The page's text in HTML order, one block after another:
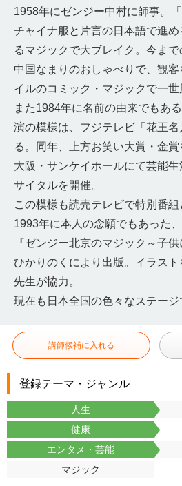
1958年にゼンジー中村に師事。
チャイナ服と片言の日本語で進
るマジックで大ブレイク。今ま
中国なまりのおしゃべりで、観
イルのコミック・マジックで一世
また1984年に名前の由来でもあ
演の模様は、フジテレビ「花王
る。同年、上方お笑い大賞・金
大阪・サンケイホールにて芸能
サイタルを開催。
この模様も読売テレビで特別番組
1993年に本人の念願でもあった
『ゼンジー北京のマジック～子
ひかりのくにより出版。イラス
先生が協力。
現在も日本全国の色々なステージ
講師候補に入れる
登録テーマ・ジャンル
人生
健康
エンタメ・芸能
マジック